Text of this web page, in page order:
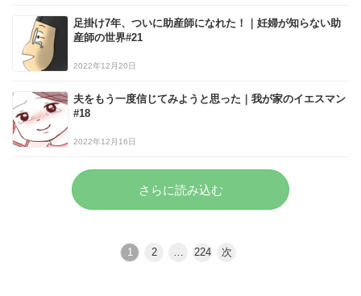
足掛け7年、ついに助産師になれた！｜妊婦が知らない助
産師の世界#21
2022年12月20日
夫をもう一度信じてみようと思った｜我が家のイエスマン
#18
2022年12月16日
さらに読み込む
1 2 … 224 次